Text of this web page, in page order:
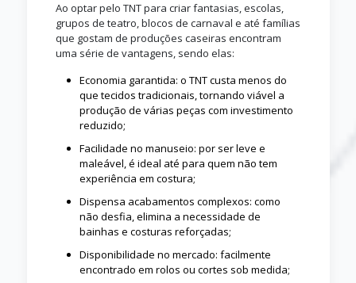
Ao optar pelo TNT para criar fantasias, escolas,
grupos de teatro, blocos de carnaval e até famílias
que gostam de produções caseiras encontram
uma série de vantagens, sendo elas:
Economia garantida: o TNT custa menos do
que tecidos tradicionais, tornando viável a
produção de várias peças com investimento
reduzido;
Facilidade no manuseio: por ser leve e
maleável, é ideal até para quem não tem
experiência em costura;
Dispensa acabamentos complexos: como
não desfia, elimina a necessidade de
bainhas e costuras reforçadas;
Disponibilidade no mercado: facilmente
encontrado em rolos ou cortes sob medida;